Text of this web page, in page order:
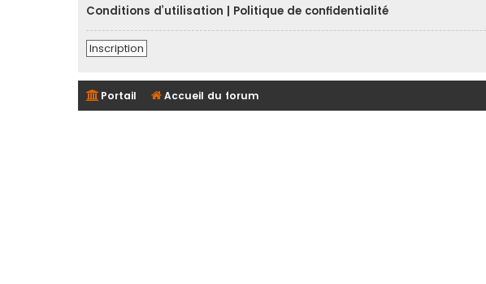
Conditions d’utilisation
Politique de confidentialité
Inscription
Portail Accueil du forum